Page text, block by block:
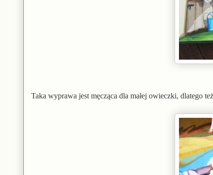
Taka wyprawa jest męcząca dla małej owieczki, dlatego